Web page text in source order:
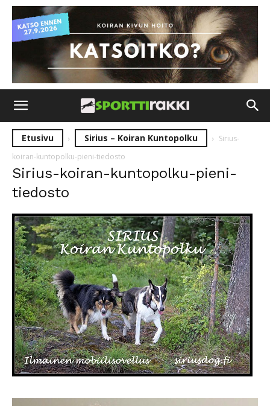
Etusivu Sirius – Koiran Kuntopolku
Sirius-
koiran-kuntopolku-pieni-tiedosto
Sirius-koiran-kuntopolku-pieni-
tiedosto